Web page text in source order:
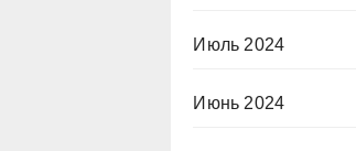
Июль 2024
Июнь 2024